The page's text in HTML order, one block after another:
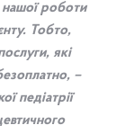
нашої роботи
Тобто,
які
–
педіатрії